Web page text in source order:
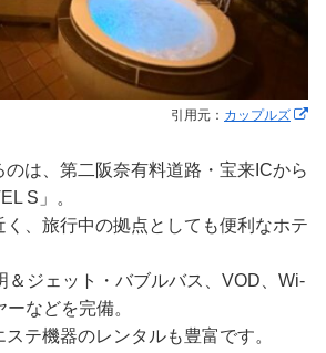
引用元： カップルズ
は、第二阪奈有料道路・宝来ICから
S」。
、旅行中の拠点としても便利なホテ
＆ジェット・バブルバス、VOD、Wi-
などを完備。
テ機器のレンタルも豊富です。